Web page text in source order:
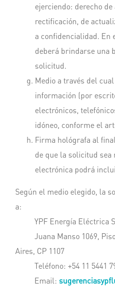
ejerciendo: derecho
rectificación, de
a confidencialidad. En
deberá brindarse una
solicitud.
Medio a través del
información (por
electrónicos,
idóneo, conforme el
Firma hológrafa al
de que la solicitud sea
electrónica podrá
Según el medio elegido, la
a:
YPF Energía Eléctrica
Juana Manso 1069,
Aires, CP 1107
Teléfono: +54 11 5441
Email: